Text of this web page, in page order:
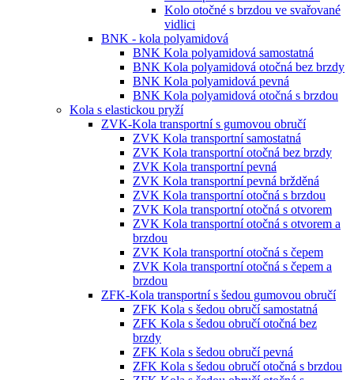
Kolo otočné s brzdou ve svařované
vidlici
BNK - kola polyamidová
BNK Kola polyamidová samostatná
BNK Kola polyamidová otočná bez brzdy
BNK Kola polyamidová pevná
BNK Kola polyamidová otočná s brzdou
Kola s elastickou pryží
ZVK-Kola transportní s gumovou obručí
ZVK Kola transportní samostatná
ZVK Kola transportní otočná bez brzdy
ZVK Kola transportní pevná
ZVK Kola transportní pevná bržděná
ZVK Kola transportní otočná s brzdou
ZVK Kola transportní otočná s otvorem
ZVK Kola transportní otočná s otvorem a
brzdou
ZVK Kola transportní otočná s čepem
ZVK Kola transportní otočná s čepem a
brzdou
ZFK-Kola transportní s šedou gumovou obručí
ZFK Kola s šedou obručí samostatná
ZFK Kola s šedou obručí otočná bez
brzdy
ZFK Kola s šedou obručí pevná
ZFK Kola s šedou obručí otočná s brzdou